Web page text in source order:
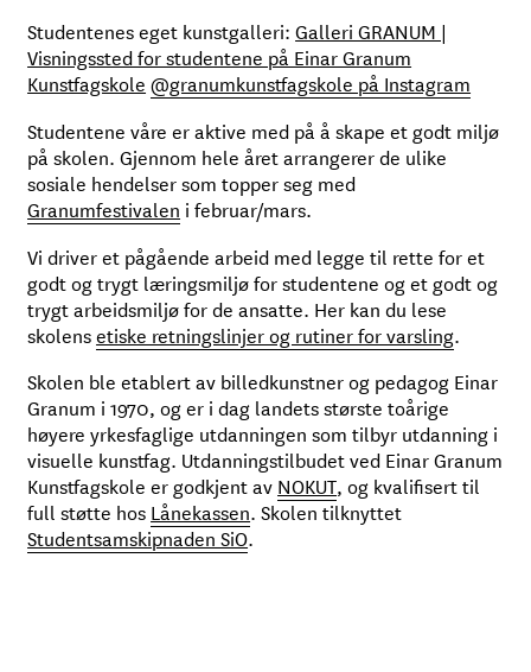
Studentenes eget kunstgalleri:Galleri GRANUM |
Visningssted for studentene på Einar Granum
Kunstfagskole @granumkunstfagskole på Instagram
Studentene våre er aktive med på å skape et godt miljø
på skolen. Gjennom hele året arrangerer de ulike
sosiale hendelser som topper seg med
Granumfestivalen i februar/mars.
Vi driver et pågående arbeid med legge til rette for et
godt og trygt læringsmiljø for studentene og et godt og
trygt arbeidsmiljø for de ansatte. Her kan du lese
skolensetiske retningslinjer og rutiner for varsling.
Skolen ble etablert av billedkunstner og pedagog Einar
Granum i 1970, og er i dag landets største toårige
høyere yrkesfaglige utdanningen som tilbyr utdanning i
visuelle kunstfag. Utdanningstilbudet ved Einar Granum
Kunstfagskole er godkjent av NOKUT, og kvalifisert til
full støtte hos Lånekassen. Skolen tilknyttet
Studentsamskipnaden SiO.